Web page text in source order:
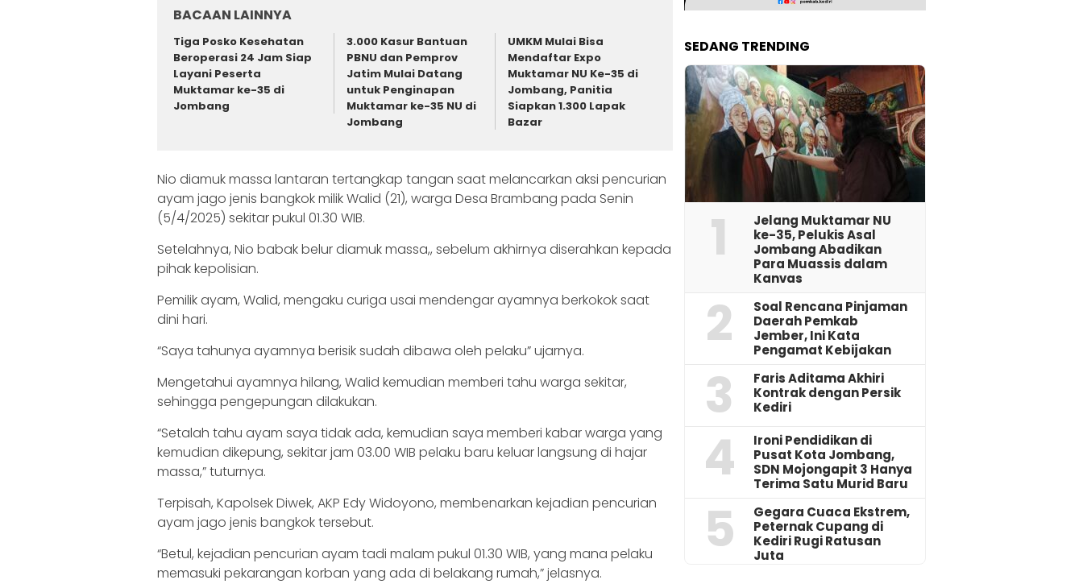
BACAAN LAINNYA
Tiga Posko Kesehatan
Beroperasi 24 Jam Siap
Layani Peserta
Muktamar ke-35 di
Jombang
3.000 Kasur Bantuan
PBNU dan Pemprov
Jatim Mulai Datang
untuk Penginapan
Muktamar ke-35 NU di
Jombang
UMKM Mulai Bisa
Mendaftar Expo
Muktamar NU Ke-35 di
Jombang, Panitia
Siapkan 1.300 Lapak
Bazar
Nio diamuk massa lantaran tertangkap tangan saat melancarkan aksi pencurian
ayam jago jenis bangkok milik Walid (21), warga Desa Brambang pada Senin
(5/4/2025) sekitar pukul 01.30 WIB.
Setelahnya, Nio babak belur diamuk massa,, sebelum akhirnya diserahkan kepada
pihak kepolisian.
Pemilik ayam, Walid, mengaku curiga usai mendengar ayamnya berkokok saat
dini hari.
“Saya tahunya ayamnya berisik sudah dibawa oleh pelaku” ujarnya.
Mengetahui ayamnya hilang, Walid kemudian memberi tahu warga sekitar,
sehingga pengepungan dilakukan.
“Setalah tahu ayam saya tidak ada, kemudian saya memberi kabar warga yang
kemudian dikepung, sekitar jam 03.00 WIB pelaku baru keluar langsung di hajar
massa,” tuturnya.
Terpisah, Kapolsek Diwek, AKP Edy Widoyono, membenarkan kejadian pencurian
ayam jago jenis bangkok tersebut.
“Betul, kejadian pencurian ayam tadi malam pukul 01.30 WIB, yang mana pelaku
memasuki pekarangan korban yang ada di belakang rumah,” jelasnya.
SEDANG TRENDING
1
Jelang Muktamar NU
ke-35, Pelukis Asal
Jombang Abadikan
Para Muassis dalam
Kanvas
2
‎Soal Rencana Pinjaman
Daerah Pemkab
Jember, Ini Kata
Pengamat Kebijakan ‎
3
Faris Aditama Akhiri
Kontrak dengan Persik
Kediri
4
Ironi Pendidikan di
Pusat Kota Jombang,
SDN Mojongapit 3 Hanya
Terima Satu Murid Baru
5
‎Gegara Cuaca Ekstrem,
Peternak Cupang di
Kediri Rugi Ratusan
Juta